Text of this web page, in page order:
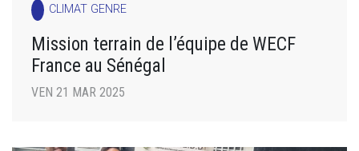
CLIMAT GENRE
Mission terrain de l’équipe de WECF
France au Sénégal
VEN 21 MAR 2025